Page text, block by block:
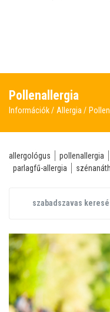
Pollenallergia
Információk Allergia
allergológus pollenallergia
parlagfű-allergia